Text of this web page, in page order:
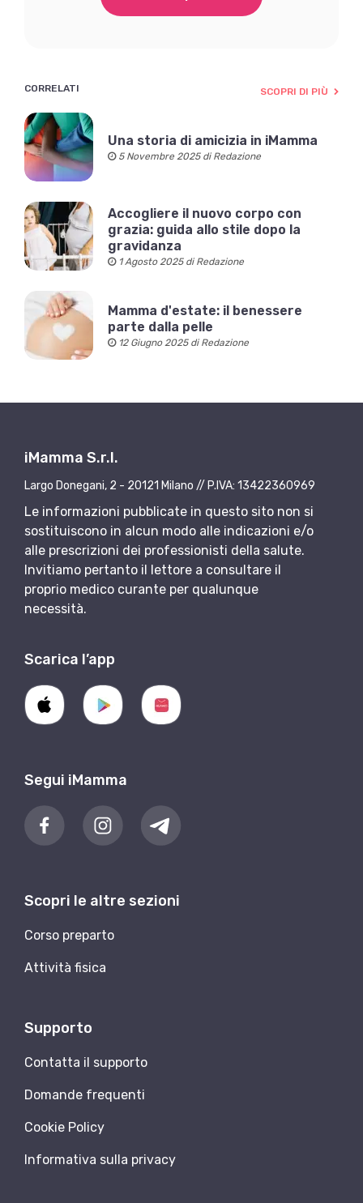
CORRELATI SCOPRI DI PIÙ
Una storia di amicizia in iMamma
5 Novembre 2025 di Redazione
Accogliere il nuovo corpo con
grazia: guida allo stile dopo la
gravidanza
1 Agosto 2025 di Redazione
Mamma d'estate: il benessere
parte dalla pelle
12 Giugno 2025 di Redazione
iMamma S.r.l.
Largo Donegani, 2 - 20121 Milano // P.IVA: 13422360969
Le informazioni pubblicate in questo sito non si
sostituiscono in alcun modo alle indicazioni e/o
alle prescrizioni dei professionisti della salute.
Invitiamo pertanto il lettore a consultare il
proprio medico curante per qualunque
necessità.
Scarica l’app
Segui iMamma
Scopri le altre sezioni
Corso preparto
Attività fisica
Supporto
Contatta il supporto
Domande frequenti
Cookie Policy
Informativa sulla privacy